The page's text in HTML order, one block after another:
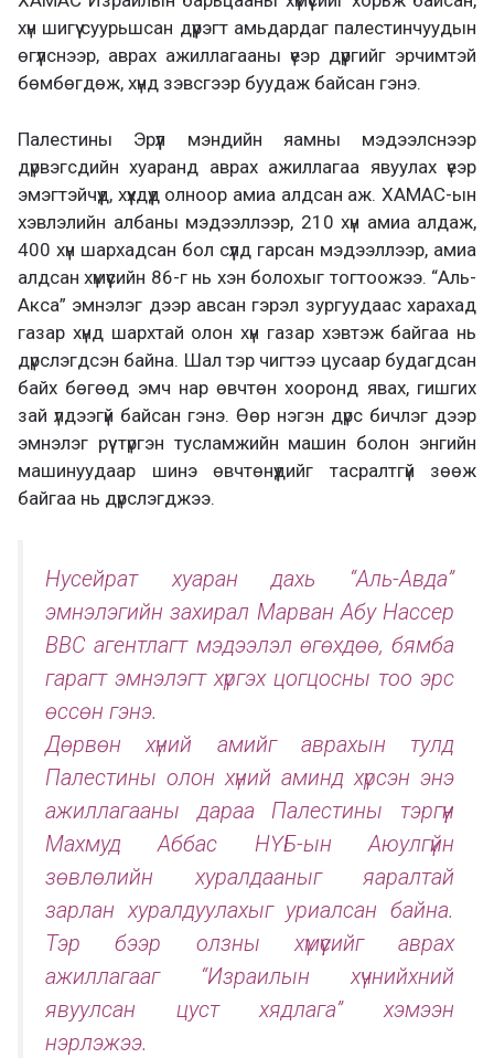
хүн шигүү суурьшсан дүүрэгт амьдардаг палестинчуудын
өгүүлснээр, аврах ажиллагааны үеэр дүүргийг эрчимтэй
бөмбөгдөж, хүнд зэвсгээр буудаж байсан гэнэ.
Палестины Эрүүл мэндийн яамны мэдээлснээр
дүрвэгсдийн хуаранд аврах ажиллагаа явуулах үеэр
эмэгтэйчүүд, хүүхдүүд олноор амиа алдсан аж. ХАМАС-ын
хэвлэлийн албаны мэдээллээр, 210 хүн амиа алдаж,
400 хүн шархадсан бол сүүлд гарсан мэдээллээр, амиа
алдсан хүмүүсийн 86-г нь хэн болохыг тогтоожээ. “Аль-
Акса” эмнэлэг дээр авсан гэрэл зургуудаас харахад
газар хүнд шархтай олон хүн газар хэвтэж байгаа нь
дүрслэгдсэн байна. Шал тэр чигтээ цусаар будагдсан
байх бөгөөд эмч нар өвчтөн хооронд явах, гишгих
зай үлдээгүй байсан гэнэ. Өөр нэгэн дүрс бичлэг дээр
эмнэлэг рүү түргэн тусламжийн машин болон энгийн
машинуудаар шинэ өвчтөнүүдийг тасралтгүй зөөж
байгаа нь дүрслэгджээ.
Нусейрат хуаран дахь “Аль-Авда”
эмнэлэгийн захирал Марван Абу Нассер
ВВС агентлагт мэдээлэл өгөхдөө, бямба
гарагт эмнэлэгт хүргэх цогцосны тоо эрс
өссөн гэнэ.
Дөрвөн хүний амийг аврахын тулд
Палестины олон хүний аминд хүрсэн энэ
ажиллагааны дараа Палестины тэргүүн
Махмуд Аббас НҮБ-ын Аюулгүйн
зөвлөлийн хуралдааныг яаралтай
зарлан хуралдуулахыг уриалсан байна.
Тэр бээр олзны хүмүүсийг аврах
ажиллагааг “Израилын хүчнийхний
явуулсан цуст хядлага” хэмээн
нэрлэжээ.